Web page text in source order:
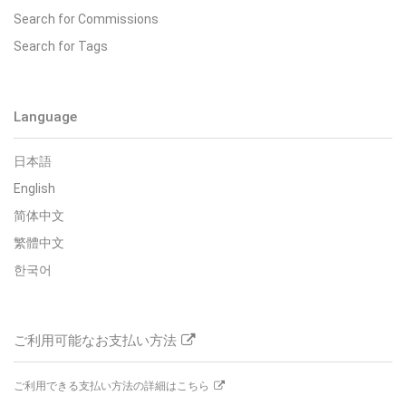
Search for Commissions
Search for Tags
Language
日本語
English
简体中文
繁體中文
한국어
ご利用可能なお支払い方法
ご利用できる支払い方法の詳細はこちら